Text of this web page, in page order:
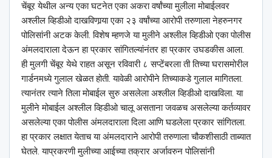
चेंबूर येथील अन्य एका घटनेत एका अकरा वर्षांच्या मुलीला मोबाईलवर
अश्‍लील व्हिडीओ दाखविणार्‍या एका २३ वर्षांच्या आरोपी तरुणाला नेहरुनगर
पोलिसांनी अटक केली. विशेष म्हणजे या मुलीने अश्‍लील व्हिडीओ एका पोलीस
अंमलदाराला देऊन हा प्रकार सांगितल्यांनंतर हा प्रकार उघडकीस आला.
ही मुलगी चेंबूर येथे राहत असून रविवारी ८ सप्टेंबरला ती तिच्या घरासमोरील
गार्डनमध्ये गुलाल खेळत होती. यावेळी आरोपीने तिच्याकडे गुलाल मागितला.
त्यानंतर त्याने तिला मोबाईल सुरु असलेला अश्‍लील व्हिडीओ दाखविला. या
मुलीने मोबाईल अश्‍लील व्हिडीओ चालू असताना जवळच असलेल्या कर्तव्यावर
असलेल्या एका पोलीस अंमलदाराला दिला आणि घडलेला प्रकार सांगितला.
हा प्रकार लक्षात येताच या अंमलदाराने आरोपी तरुणाला चौकशीसाठी ताब्यात
घेतले. याप्रकरणी मुलीच्या आईच्या तक्रार अर्जावरुन पोलिसांनी